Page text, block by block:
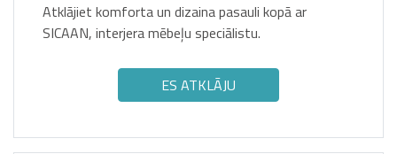
Atklājiet komforta un dizaina pasauli kopā ar
SICAAN, interjera mēbeļu speciālistu.
ES ATKLĀJU